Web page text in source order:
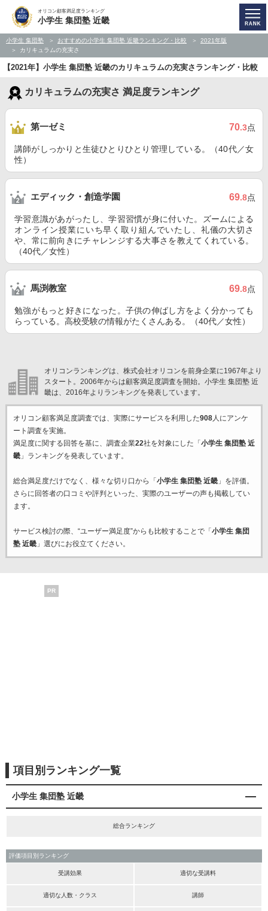
オリコン顧客満足度ランキング
小学生 集団塾 近畿
小学生 集団塾 おすすめの小学生 集団塾 近畿ランキング・比較
2021年版
カリキュラムの充実さ
【2021年】小学生 集団塾 近畿のカリキュラムの充実さランキング・比較
カリキュラムの充実さ 満足度ランキング
第一ゼミ 70.3点
講師がしっかりと生徒ひとりひとり管理している。（40代／女
性）
エディック・創造学園 69.8点
学習意識があがったし、学習習慣が身に付いた。ズームによる
オンライン授業にいち早く取り組んでいたし、礼儀の大切さ
や、常に前向きにチャレンジする大事さを教えてくれている。
（40代／女性）
馬渕教室 69.8点
勉強がもっと好きになった。子供の伸ばし方をよく分かっても
らっている。高校受験の情報がたくさんある。（40代／女性）
オリコンランキングは、株式会社オリコンを前身企業に1967年より
スタート。2006年からは顧客満足度調査を開始。小学生 集団塾 近
畿は、2016年よりランキングを発表しています。
オリコン顧客満足度調査では、実際にサービスを利用した908人にアンケ
ート調査を実施。
満足度に関する回答を基に、調査企業22社を対象にした「 小学生 集団塾 近
畿」ランキングを発表しています。
総合満足度だけでなく、様々な切り口から「 小学生 集団塾 近畿」を評価。
さらに回答者の口コミや評判といった、実際のユーザーの声も掲載してい
ます。
サービス検討の際、“ユーザー満足度”からも比較することで「 小学生 集団
塾 近畿」選びにお役立てください。
PR
項目別ランキング一覧
小学生 集団塾 近畿
総合ランキング
評価項目別ランキング
受講効果 適切な受講料
適切な人数・クラス 講師